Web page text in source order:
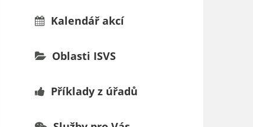
Kalendář akcí
Oblasti ISVS
Příklady z úřadů